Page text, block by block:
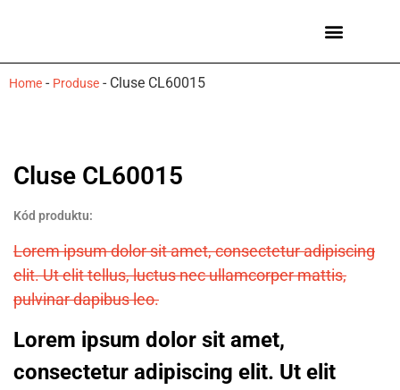
Home - Produse - Cluse CL60015
Cluse CL60015
Kód produktu:
Lorem ipsum dolor sit amet, consectetur adipiscing
elit. Ut elit tellus, luctus nec ullamcorper mattis,
pulvinar dapibus leo.
Lorem ipsum dolor sit amet,
consectetur adipiscing elit. Ut elit